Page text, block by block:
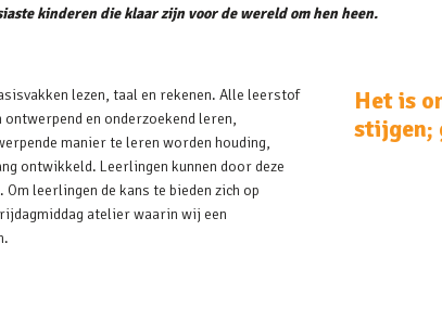
kinderen die klaar zijn voor de wereld om hen heen.
lezen, taal en rekenen. Alle leerstof
en onderzoekend leren,
manier te leren worden houding,
ontwikkeld. Leerlingen kunnen door deze
leerlingen de kans te bieden zich op
atelier waarin wij een
Het is
stijgen;